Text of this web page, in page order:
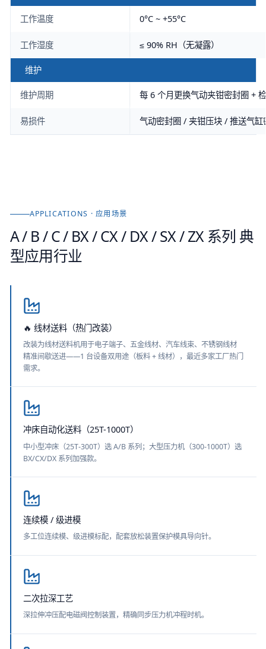
工作温度 0°C ~ +55°C
工作湿度 ≤ 90% RH（无凝露）
维护
维护周期 每 6 个月更换气动夹钳密封圈 +
易损件 气动密封圈 / 夹钳压块 / 推送气
APPLICATIONS · 应用场景
A / B / C / BX / CX / DX / SX / ZX 系列 典
型应用行业
🔥 线材送料（热门改装）
改装为线材送料机用于电子端子、五金线材、汽车线束、不锈钢线材
精准间歇送进——1 台设备双用途（板料 + 线材），最近多家工厂热门
需求。
冲床自动化送料（25T-1000T）
中小型冲床（25T-300T）选 A/B 系列；大型压力机（300-1000T）选
BX/CX/DX 系列加强款。
连续模 / 级进模
多工位连续模、级进模标配，配套放松装置保护模具导向针。
二次拉深工艺
深拉伸冲压配电磁阀控制装置，精确同步压力机冲程时机。